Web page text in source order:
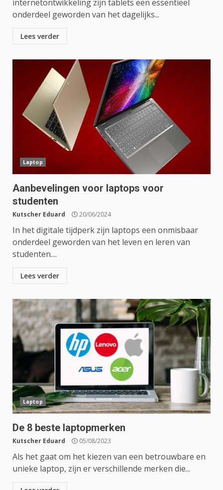
internetontwikkeling zijn tablets een essentieel
onderdeel geworden van het dagelijks...
Lees verder
Laptop
Aanbevelingen voor laptops voor
studenten
Kutscher Eduard 20/06/2024
In het digitale tijdperk zijn laptops een onmisbaar
onderdeel geworden van het leven en leren van
studenten....
Lees verder
Laptop
De 8 beste laptopmerken
Kutscher Eduard 05/08/2023
Als het gaat om het kiezen van een betrouwbare en
unieke laptop, zijn er verschillende merken die...